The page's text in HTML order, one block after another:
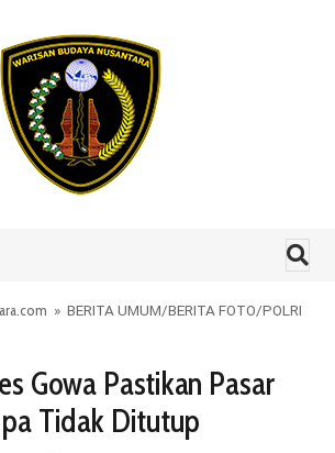
» BERITA UMUM/BERITA FOTO/POLRI
Gowa Pastikan Pasar
Tidak Ditutup